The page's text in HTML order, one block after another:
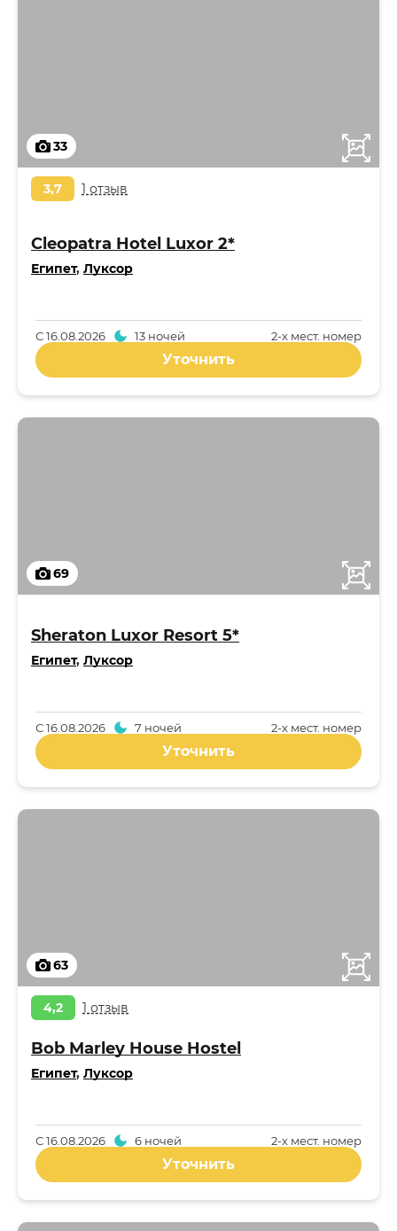
33
3,7 1 отзыв
Cleopatra Hotel Luxor 2*
Египет, Луксор
2-x мест. номер
С16.08.2026 13 ночей
Уточнить
69
Sheraton Luxor Resort 5*
Египет, Луксор
2-x мест. номер
С16.08.2026 7 ночей
Уточнить
63
4,2 1 отзыв
Bob Marley House Hostel
Египет, Луксор
2-x мест. номер
С16.08.2026 6 ночей
Уточнить